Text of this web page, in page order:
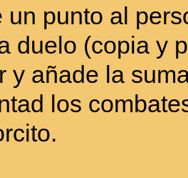
un punto al
duelo (copia y
y añade la
los